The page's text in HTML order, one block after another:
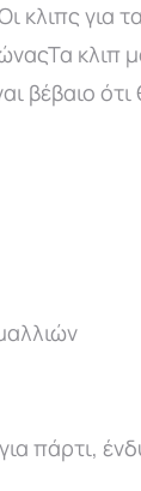
για
κλιπ
βέβαιο
πάρτι,